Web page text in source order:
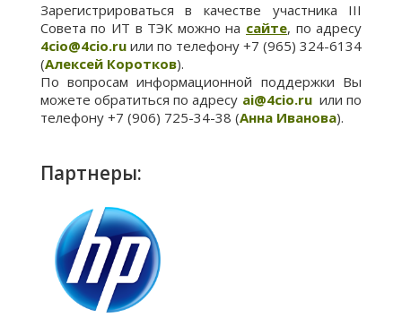
Зарегистрироваться в качестве участника III
Совета по ИТ в ТЭК можно на сайте, по адресу
4cio@4cio.ruили по телефону +7 (965) 324-6134
(Алексей Коротков).
По вопросам информационной поддержки Вы
можете обратиться по адресу ai@4cio.ru или по
телефону +7 (906) 725-34-38 (Анна Иванова).
Партнеры: